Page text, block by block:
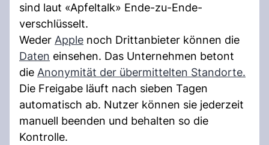
sind laut «Apfeltalk» Ende-zu-Ende-
verschlüsselt.
Weder Apple noch Drittanbieter können die
Daten einsehen. Das Unternehmen betont
die Anonymität der übermittelten Standorte.
Die Freigabe läuft nach sieben Tagen
automatisch ab. Nutzer können sie jederzeit
manuell beenden und behalten so die
Kontrolle.